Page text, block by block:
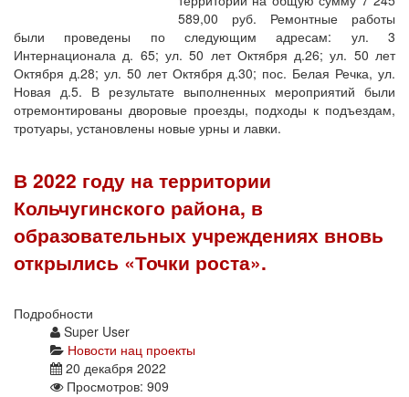
589,00 руб. Ремонтные работы
были проведены по следующим адресам: ул. 3
Интернационала д. 65; ул. 50 лет Октября д.26; ул. 50 лет
Октября д.28; ул. 50 лет Октября д.30; пос. Белая Речка, ул.
Новая д.5. В результате выполненных мероприятий были
отремонтированы дворовые проезды, подходы к подъездам,
тротуары, установлены новые урны и лавки.
В 2022 году на территории
Кольчугинского района, в
образовательных учреждениях вновь
открылись «Точки роста».
Подробности
Super User
Новости нац проекты
20 декабря 2022
Просмотров: 909